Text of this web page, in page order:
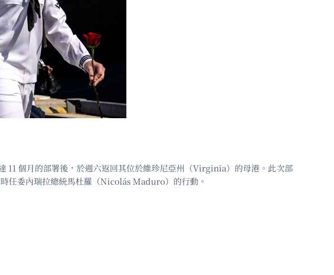
11 個月的部署後，於週六返回其位於維珍尼亞州（Virginia）的母港。此次部
任委內瑞拉總統馬杜羅（Nicolás Maduro）的行動。